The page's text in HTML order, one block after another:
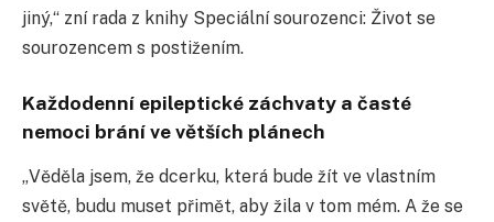
jiný,“ zní rada z knihy Speciální sourozenci: Život se
sourozencem s postižením.
Každodenní epileptické záchvaty a časté
nemoci brání ve větších plánech
„Věděla jsem, že dcerku, která bude žít ve vlastním
světě, budu muset přimět, aby žila v tom mém. A že se